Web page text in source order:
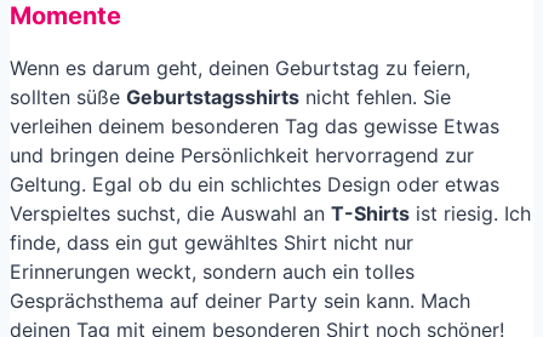
Momente
Wenn es darum geht, deinen Geburtstag zu feiern,
sollten süße Geburtstagsshirts nicht fehlen. Sie
verleihen deinem besonderen Tag das gewisse Etwas
und bringen deine Persönlichkeit hervorragend zur
Geltung. Egal ob du ein schlichtes Design oder etwas
Verspieltes suchst, die Auswahl an T-Shirts ist riesig. Ich
finde, dass ein gut gewähltes Shirt nicht nur
Erinnerungen weckt, sondern auch ein tolles
Gesprächsthema auf deiner Party sein kann. Mach
deinen Tag mit einem besonderen Shirt noch schöner!